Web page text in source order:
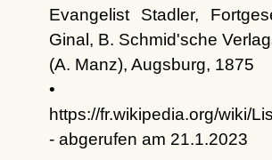
Evangelist Stadler,
Ginal, B. Schmid'sche
(A. Manz), Augsburg, 1875
•
https://fr.wikipedia.org/wiki/
- abgerufen am 21.1.2023